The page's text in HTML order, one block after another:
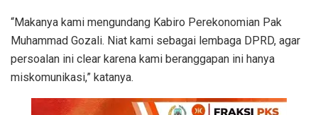
“Makanya kami mengundang Kabiro Perekonomian Pak
Muhammad Gozali. Niat kami sebagai lembaga DPRD, agar
persoalan ini clear karena kami beranggapan ini hanya
miskomunikasi,” katanya.